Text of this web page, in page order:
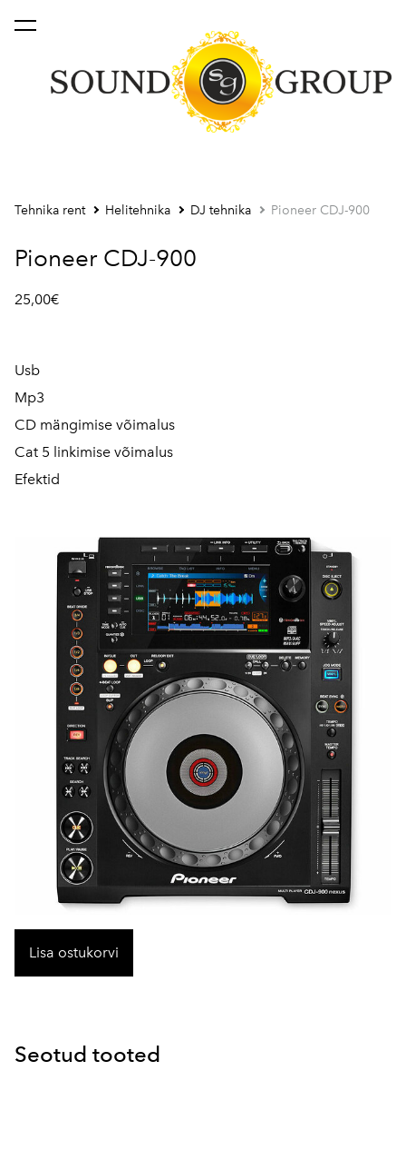
lisati ostukorvi. Vaata ostukorvi
Tehnika rent Helitehnika DJ tehnika Pioneer CDJ-900
Lisa ostukorvi
Pioneer CDJ-900
25,00€
Usb
Mp3
CD mängimise võimalus
Cat 5 linkimise võimalus
Efektid
Seotud tooted